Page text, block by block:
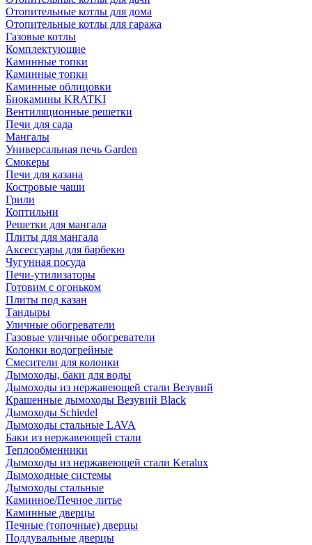
Отопительные котлы для дома
Отопительные котлы для гаража
Газовые котлы
Комплектующие
Каминные топки
Каминные топки
Каминные облицовки
Биокамины KRATKI
Вентиляционные решетки
Печи для сада
Мангалы
Универсальная печь Garden
Смокеры
Печи для казана
Костровые чаши
Грили
Коптильни
Решетки для мангала
Плиты для мангала
Аксессуары для барбекю
Чугунная посуда
Печи-утилизаторы
Готовим с огоньком
Плиты под казан
Тандыры
Уличные обогреватели
Газовые уличные обогреватели
Колонки водогрейные
Смесители для колонки
Дымоходы, баки для воды
Дымоходы из нержавеющей стали Везувий
Крашенные дымоходы Везувий Black
Дымоходы Schiedel
Дымоходы стальные LAVA
Баки из нержавеющей стали
Теплообменники
Дымоходы из нержавеющей стали Keralux
Дымоходные системы
Дымоходы стальные
Каминное/Печное литье
Каминные дверцы
Печные (топочные) дверцы
Поддувальные дверцы